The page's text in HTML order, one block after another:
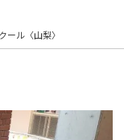
ール〈山梨〉